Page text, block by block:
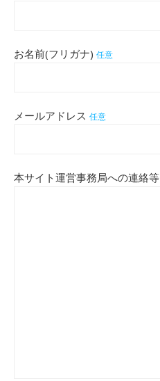
お名前(フリガナ) 任意
メールアドレス 任意
本サイト運営事務局への連絡等